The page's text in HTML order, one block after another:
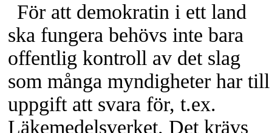
För att demokratin i ett land
ska fungera behövs inte bara
offentlig kontroll av det slag
som många myndigheter har till
uppgift att svara för, t.ex.
Läkemedelsverket. Det krävs